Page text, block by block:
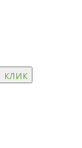
клик